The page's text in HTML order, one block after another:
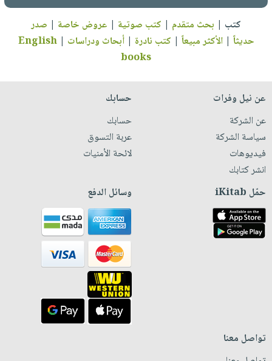
كتب | بحث متقدم | كتب صوتية | عروض خاصة | صدر
حديثاً |الأكثر مبيعاً | كتب نادرة |أبحاث ودراسات |
English
books
عن نيل وفرات
عن الشركة
سياسة الشركة
فيديوهات
انشر كتابك
حسابك
حسابك
عربة التسوق
لائحة الأمنيات
حمّل iKitab وسائل الدفع
تواصل معنا